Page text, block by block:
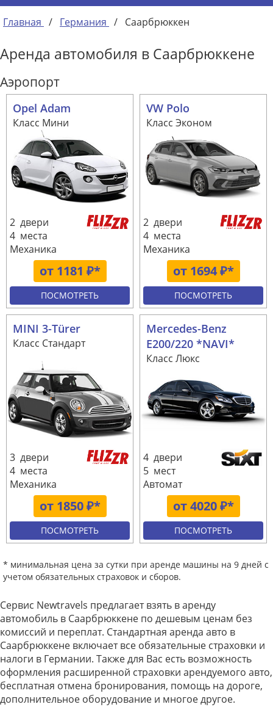
Главная / Германия / Саарбрюккен
Аренда автомобиля в Саарбрюккене
Аэропорт
Opel Adam
Класс Мини
от 1181 ₽*
2 двери
4 места
Механика
ПОСМОТРЕТЬ
VW Polo
Класс Эконом
от 1694 ₽*
2 двери
4 места
Механика
ПОСМОТРЕТЬ
MINI 3-Türer
Класс Стандарт
от 1850 ₽*
3 двери
4 места
Механика
ПОСМОТРЕТЬ
Mercedes-Benz
E200/220 *NAVI*
Класс Люкс
от 4020 ₽*
4 двери
5 мест
Автомат
ПОСМОТРЕТЬ
* минимальная цена за сутки при аренде машины на 9 дней с
учетом обязательных страховок и сборов.
Сервис Newtravels предлагает взять в аренду
автомобиль в Саарбрюккене по дешевым ценам без
комиссий и переплат. Стандартная аренда авто в
Саарбрюккене включает все обязательные страховки и
налоги в Германии. Также для Вас есть возможность
оформления расширенной страховки арендуемого авто,
бесплатная отмена бронирования, помощь на дороге,
дополнительное оборудование и многое другое.